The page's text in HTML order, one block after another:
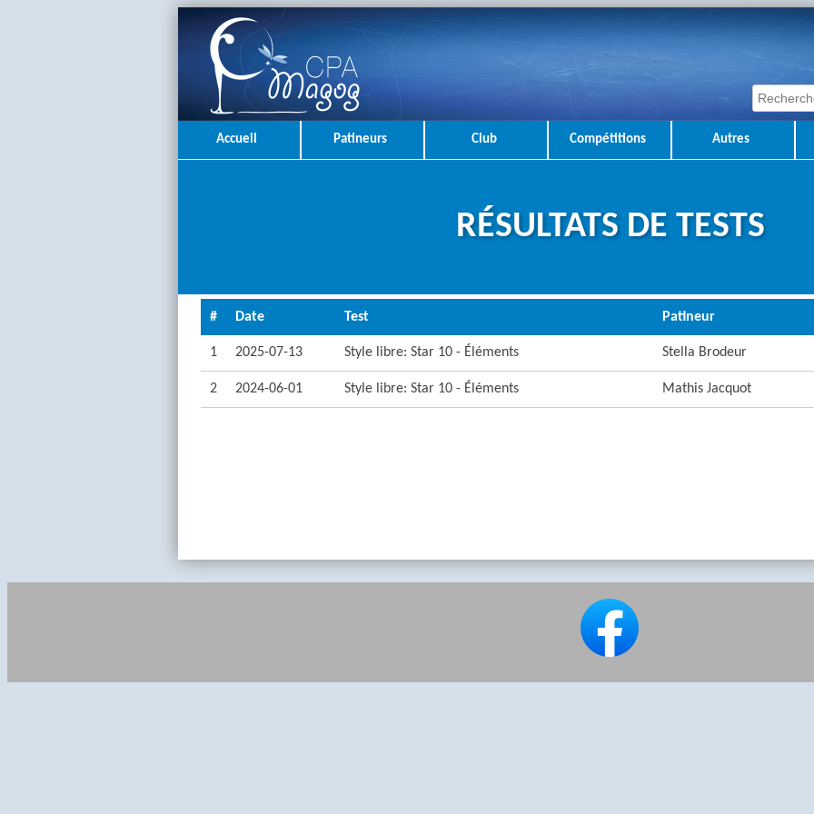
Accueil Patineurs Club Compétitions Autres
RÉSULTATS DE TESTS
# Date Test Patineur
1 2025-07-13 Style libre: Star 10 - Éléments Stella Brodeur
2 2024-06-01 Style libre: Star 10 - Éléments Mathis Jacquot